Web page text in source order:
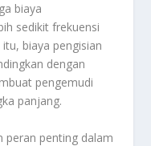
biaya
sedikit frekuensi
biaya pengisian
dengan
pengemudi
panjang.
peran penting dalam